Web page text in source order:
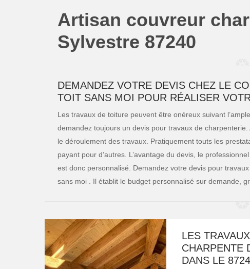
Artisan couvreur
Sylvestre 87240
DEMANDEZ VOTRE DEVIS CHEZ LE
TOIT SANS MOI POUR RÉALISER
Les travaux de toiture peuvent être onéreux suivant
demandez toujours un devis pour travaux de
le déroulement des travaux. Pratiquement touts les
payant pour d’autres. L’avantage du devis, le
est donc personnalisé. Demandez votre devis pour
sans moi . Il établit le budget personnalisé sur demande,
LES
CHARPENTE
DANS LE